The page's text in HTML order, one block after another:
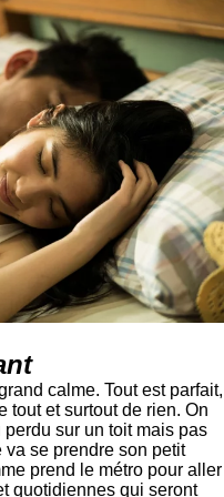
calme. Tout est parfait,
tout et surtout de rien. On
sur un toit mais pas
va se prendre son petit
prend le métro pour aller
quotidiennes qui seront